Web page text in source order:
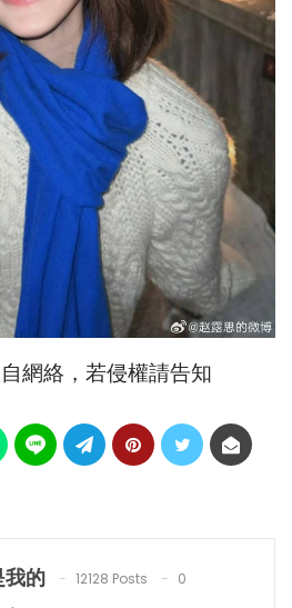
網絡，若侵權請告知
我的 12128 Posts
0